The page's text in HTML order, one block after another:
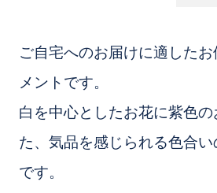
ご自宅へのお届けに適した
メントです。
白を中心としたお花に紫色
た、気品を感じられる色合
です。